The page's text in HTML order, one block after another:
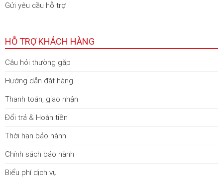
Gửi yêu cầu hỗ trợ
HỖ TRỢ KHÁCH HÀNG
Câu hỏi thường gặp
Hướng dẫn đặt hàng
Thanh toán, giao nhận
Đổi trả & Hoàn tiền
Thời hạn bảo hành
Chính sách bảo hành
Biểu phí dịch vụ